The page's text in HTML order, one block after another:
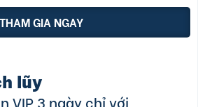
THAM GIA NGAY
lũy
VIP 3 ngày chỉ với